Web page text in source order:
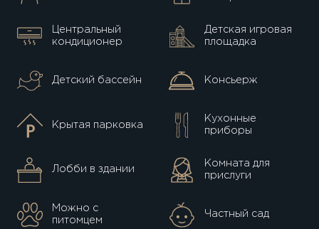
Центральный
кондиционер
Детская игровая
площадка
Детский бассейн Консьерж
Крытая парковка
Кухонные
приборы
Лобби в здании
Комната для
прислуги
Можно с
питомцем
Частный сад